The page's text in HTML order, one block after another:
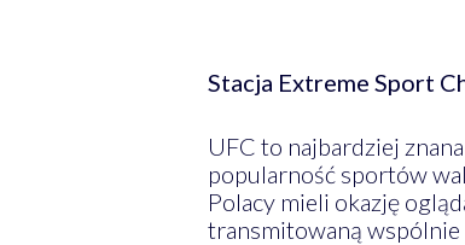
Stacja Extreme Sport
UFC to najbardziej
popularność sportów
Polacy mieli okazję
transmitowaną